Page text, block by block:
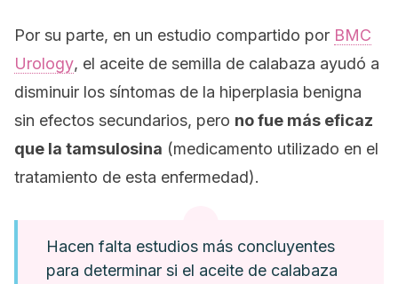
Por su parte, en un estudio compartido por BMC
Urology, el aceite de semilla de calabaza ayudó a
disminuir los síntomas de la hiperplasia benigna
sin efectos secundarios, pero no fue más eficaz
que la tamsulosina (medicamento utilizado en el
tratamiento de esta enfermedad).
Hacen falta estudios más concluyentes
para determinar si el aceite de calabaza